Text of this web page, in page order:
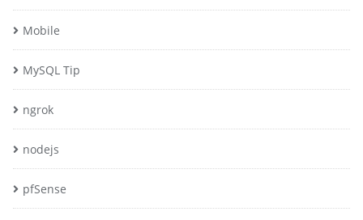
Mobile
MySQL Tip
ngrok
nodejs
pfSense